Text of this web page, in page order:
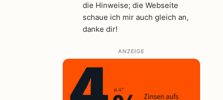
die Hinweise; die Webseite
schaue ich mir auch gleich an,
danke dir!
ANZEIGE